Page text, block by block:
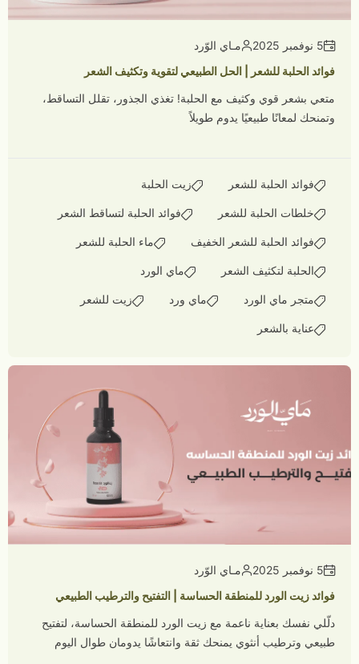
5 نوفمبر 2025
مـاي الوّرد
فوائد الحلبة للشعر | الحل الطبيعي لتقوية وتكثيف الشعر
متعي بشعر قوي وكثيف مع الحلبة! تغذي الجذور، تقلل التساقط،
وتمنحك لمعانًا طبيعيًا يدوم طويلاً
فوائد الحلبة للشعر زيت الحلبة
خلطات الحلبة للشعر فوائد الحلبة لتساقط الشعر
فوائد الحلبة للشعر الخفيف ماء الحلبة للشعر
الحلبة لتكثيف الشعر ماي الورد
متجر ماي الورد ماي ورد زيت للشعر
عناية بالشعر
5 نوفمبر 2025
مـاي الوّرد
فوائد زيت الورد للمنطقة الحساسة | التفتيح والترطيب الطبيعي
دلّلي نفسك بعناية ناعمة مع زيت الورد للمنطقة الحساسة، لتفتيح
طبيعي وترطيب أنثوي يمنحك ثقة وانتعاشًا يدومان طوال اليوم